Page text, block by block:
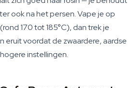
ook na het persen. Vape je op
170 tot 185°C), dan trek je
eruit voordat de zwaardere, aardse
instellingen.